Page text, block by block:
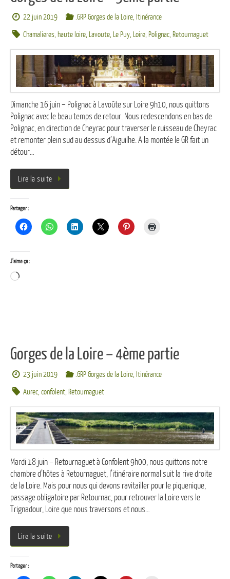
22 juin 2019 .GRP Gorges de la Loire, Itinérance
Chamalieres, haute loire, Lavoute, Le Puy, Loire, Polignac, Retournaguet
Dimanche 16 juin – Polignac à Lavoûte sur Loire 9h10, nous quittons
Polignac avec le beau temps de retour. Nous redescendons en bas de
Polignac, en direction de Cheyrac pour traverser le ruisseau de Cheyrac
et remonter plein sud au dessus d’Aiguilhe. A la montée le GR fait un
détour…
Lire la suite
Partager :
J’aime ça :
Chargement…
Gorges de la Loire – 4ème partie
23 juin 2019 .GRP Gorges de la Loire, Itinérance
Aurec,confolent, Retournaguet
Mardi 18 juin – Retournaguet à Confolent 9h00, nous quittons notre
chambre d’hôtes à Retournaguet, l’itinéraire normal suit la rive droite
de la Loire. Mais pour nous qui devons ravitailler pour le piquenique,
passage obligatoire par Retournac, pour retrouver la Loire vers le
Trignadour, Loire que nous traversons et nous…
Lire la suite
Partager :